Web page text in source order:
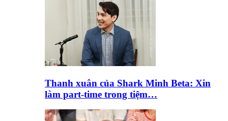
Thanh xuân của Shark Minh Beta: Xin
làm part-time trong tiệm…